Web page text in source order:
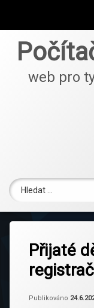
Platby a provoz
Kontakty
obsahu
web pro
Přijaté
Publikováno